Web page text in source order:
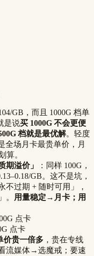
GB，而且 1000G 档单
是说买 1000G 不会更便
档就是最优解。轻度
全场月卡最贵单价，月
算。
期溢价」
：同样 100G，
GB。这不是坑，
过期 + 随时可用」，
。
用量稳定→月卡；用
点卡
点卡
价贵一倍多 ，贵在专线
流媒体→选魔戒；要速